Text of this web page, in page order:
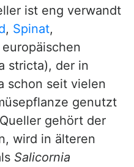
ist eng verwandt
, Spinat,
stricta), der in
schon seit vielen
genutzt
gehört der
wird in älteren
Salicornia